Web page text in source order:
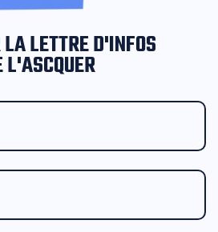
LETTRE D'INFOS
L'ASCQUER